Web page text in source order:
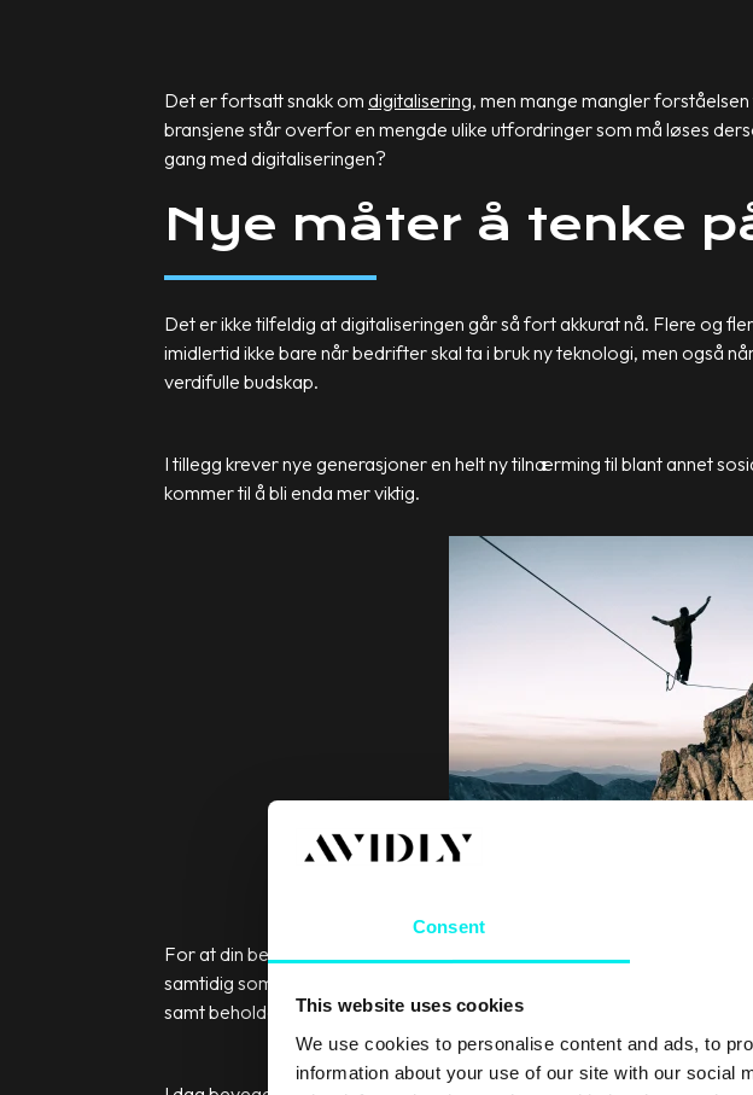
Consent
This website uses cookies
We use cookies to personalise content and ads, to
information about your use of our site with our social
Det er fortsatt snakk om digitalisering, men mange mangler
bransjene står overfor en mengde ulike utfordringer som må løses
gang med digitaliseringen?
Nye måter å tenke
Det er ikke tilfeldig at digitaliseringen går så fort akkurat nå. Flere og
imidlertid ikke bare når bedrifter skal ta i bruk ny teknologi, men også
verdifulle budskap.
I tillegg krever nye generasjoner en helt ny tilnærming til blant annet
kommer til å bli enda mer viktig.
For at din bedrift skal lykkes med kommunikasjonen må budskapet
samtidig som det hjelper til med å løse vedkommendes problemer og
samt beholde eksisterende kunder.